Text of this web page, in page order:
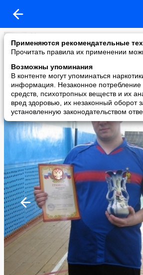
Применяются рекомендательные
Прочитать правила их применении
Возможны упоминания
В контенте могут упоминаться
информация. Незаконное потребление
средств, психотропных веществ и их
вред здоровью, их незаконный оборот
установленную законодательством
fdv
added a photo
30 Sep в 19:23